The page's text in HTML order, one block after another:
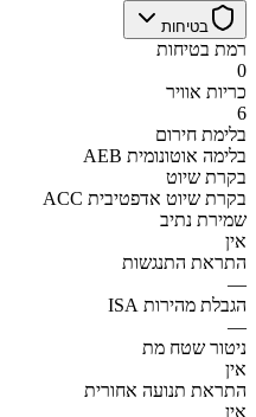
בטיחות
רמת בטיחות
0
כריות אוויר
6
בלימת חירום
AEB בלימה אוטונומית
בקרת שיוט
ACC בקרת שיוט אדפטיבית
שמירת נתיב
אין
התראת התנגשות
—
הגבלת מהירות ISA
—
ניטור שטח מת
אין
התראת תנועה אחורית
אין